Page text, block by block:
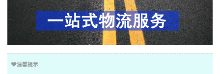
温馨提示